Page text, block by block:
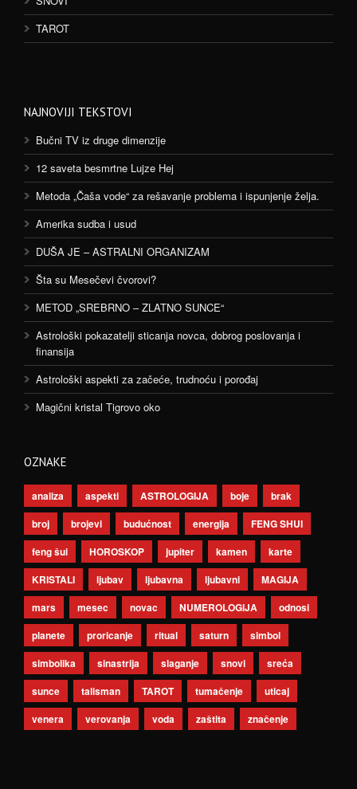
TAROT
NAJNOVIJI TEKSTOVI
Bučni TV iz druge dimenzije
12 saveta besmrtne Lujze Hej
Metoda „Čaša vode“ za rešavanje problema i ispunjenje želja.
Amerika sudba i usud
DUŠA JE – ASTRALNI ORGANIZAM
Šta su Mesečevi čvorovi?
METOD „SREBRNO – ZLATNO SUNCE“
Astrološki pokazatelji sticanja novca, dobrog poslovanja i
finansija
Astrološki aspekti za začeće, trudnoću i porođaj
Magični kristal Tigrovo oko
OZNAKE
analiza aspekti ASTROLOGIJA boje
brak
broj
brojevi budućnost energija
FENG SHUI
feng šui
HOROSKOP jupiter kamen
karte
KRISTALI
ljubav ljubavna ljubavni
MAGIJA
mars
mesec novac NUMEROLOGIJA
odnosi
planete
proricanje ritual saturn
simbol
simbolika
sinastrija slaganje snovi
sreća
sunce
talisman TAROT tumačenje
uticaj
venera
verovanja voda zaštita značenje